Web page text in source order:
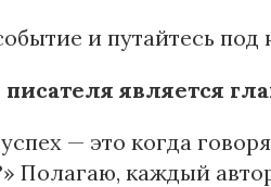
и путайтесь
является
— это когда
Полагаю, каждый